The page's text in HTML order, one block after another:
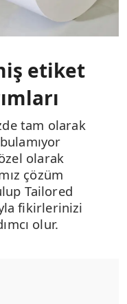
etiket
tam olarak
olarak
çözüm
Tailored
fikirlerinizi
olur.